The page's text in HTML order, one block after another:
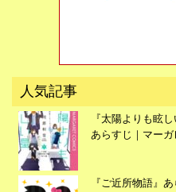
人気記事
『太陽よりも眩
あらすじ｜マーガ
『ご近所物語』